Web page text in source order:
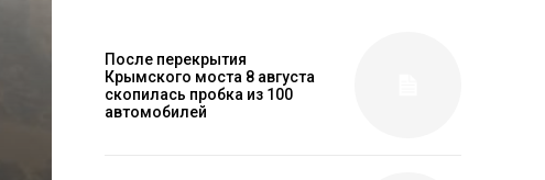
После перекрытия
Крымского моста 8 августа
скопилась пробка из 100
автомобилей